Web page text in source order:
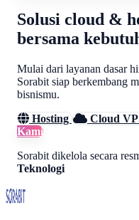
Solusi cloud &
bersama
Mulai dari layanan dasar
Sorabit siap berkembang
bisnismu.
Hosting
Cloud
Kami
Sorabit dikelola secara
Teknologi
Sorabit